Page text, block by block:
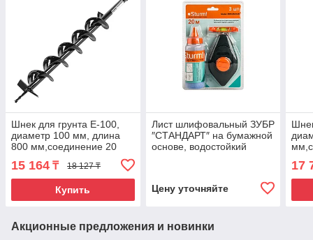
Шнек для грунта E-100,
диаметр 100 мм, длина
800 мм,соединение 20
мм, несъемный нож
Denzel
15 164 ₸ 18 127 ₸
Купить
Лист шлифовальный ЗУБР
″СТАНДАРТ″ на бумажной
основе, водостойкий
Цену уточняйте
17
Акционные предложения и новинки